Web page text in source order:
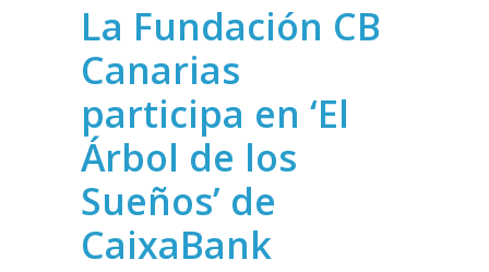
La Fundación CB
Canarias
participa en ‘El
Árbol de los
Sueños’ de
CaixaBank